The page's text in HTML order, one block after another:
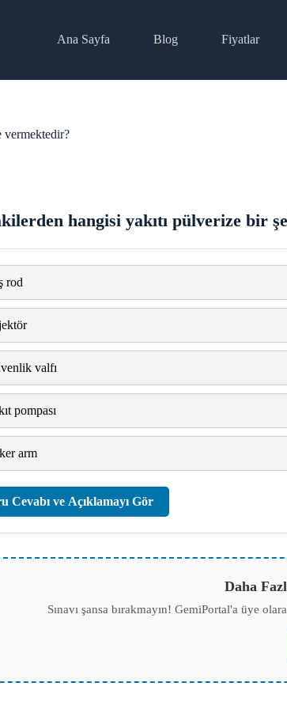
Ana Sayfa Blog Fiyatlar
vermektedir?
hangisi yakıtı pülverize bir
rod
valfı
pompası
arm
Cevabı ve Açıklamayı Gör
Daha
Sınavı şansa bırakmayın! GemiPortal'a üye